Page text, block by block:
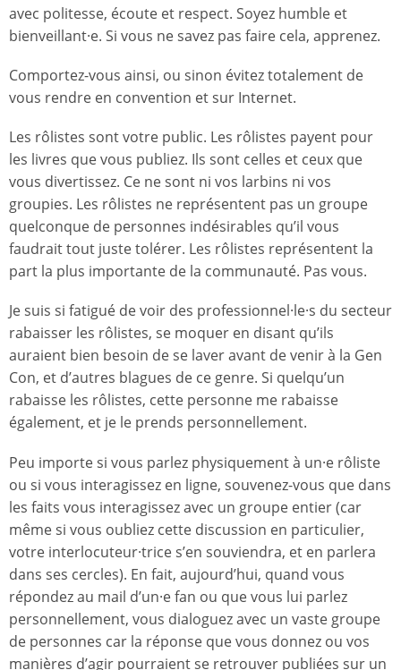
avec politesse, écoute et respect. Soyez humble et
bienveillant·e. Si vous ne savez pas faire cela, apprenez.
Comportez-vous ainsi, ou sinon évitez totalement de
vous rendre en convention et sur Internet.
Les rôlistes sont votre public. Les rôlistes payent pour
les livres que vous publiez. Ils sont celles et ceux que
vous divertissez. Ce ne sont ni vos larbins ni vos
groupies. Les rôlistes ne représentent pas un groupe
quelconque de personnes indésirables qu’il vous
faudrait tout juste tolérer. Les rôlistes représentent la
part la plus importante de la communauté. Pas vous.
Je suis si fatigué de voir des professionnel·le·s du secteur
rabaisser les rôlistes, se moquer en disant qu’ils
auraient bien besoin de se laver avant de venir à la Gen
Con, et d’autres blagues de ce genre. Si quelqu’un
rabaisse les rôlistes, cette personne me rabaisse
également, et je le prends personnellement.
Peu importe si vous parlez physiquement à un·e rôliste
ou si vous interagissez en ligne, souvenez-vous que dans
les faits vous interagissez avec un groupe entier (car
même si vous oubliez cette discussion en particulier,
votre interlocuteur·trice s’en souviendra, et en parlera
dans ses cercles). En fait, aujourd’hui, quand vous
répondez au mail d’un·e fan ou que vous lui parlez
personnellement, vous dialoguez avec un vaste groupe
de personnes car la réponse que vous donnez ou vos
manières d’agir pourraient se retrouver publiées sur un